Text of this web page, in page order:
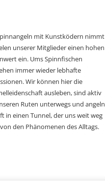
mit Kunstködern nimmt
unserer Mitglieder einen hohen
ein. Ums Spinnfischen
immer wieder lebhafte
Wir können hier die
ausleben, sind aktiv
Ruten unterwegs und angeln
in einen Tunnel, der uns weit weg
den Phänomenen des Alltags.